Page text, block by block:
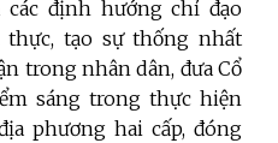
định hướng chỉ đạo
tạo sự thống nhất
trong nhân dân, đưa Cổ
sáng trong thực hiện
phương hai cấp, đóng